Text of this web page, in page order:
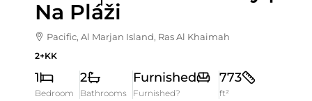
Na Pláži
Pacific, Al Marjan Island, Ras Al Khaimah
2+KK
1
Bedroom
2
Bathrooms
Furnished
Furnished?
773
ft²